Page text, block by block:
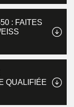
: FAITES
QUALIFIÉE